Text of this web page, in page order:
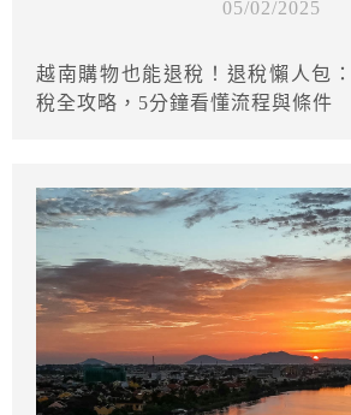
05/02/2025
越南購物也能退稅！退稅懶人包
稅全攻略，5分鐘看懂流程與條件